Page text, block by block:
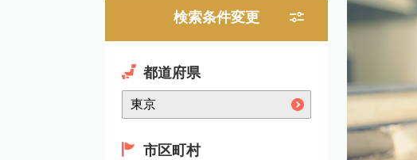
検索条件変更
都道府県
市区町村